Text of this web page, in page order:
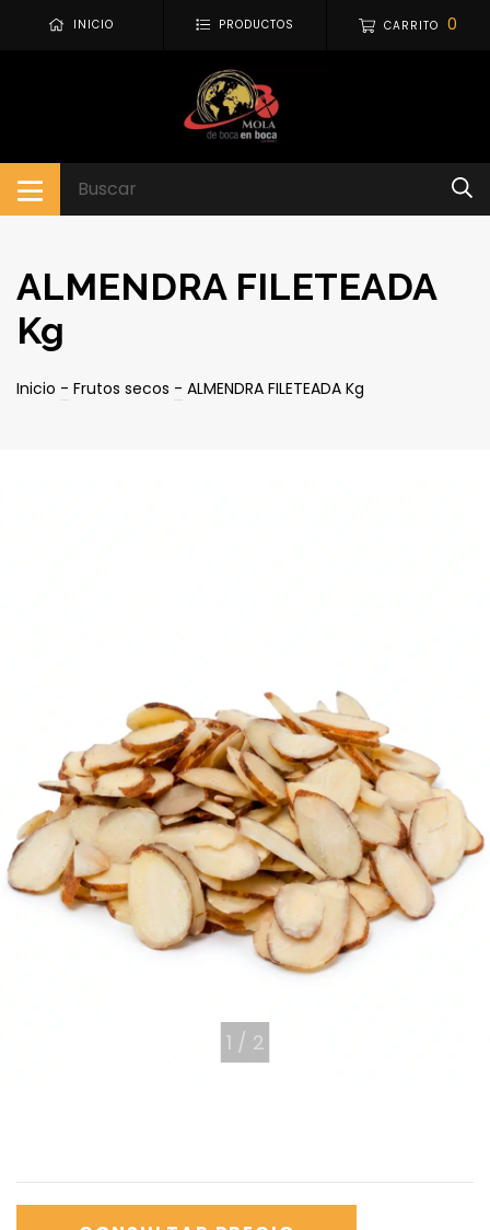
INICIO PRODUCTOS CARRITO 0
ALMENDRA FILETEADA
Kg
Inicio - Frutos secos - ALMENDRA FILETEADA Kg
1 / 2